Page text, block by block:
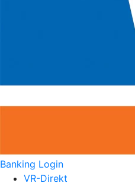
Banking Login
VR-Direkt